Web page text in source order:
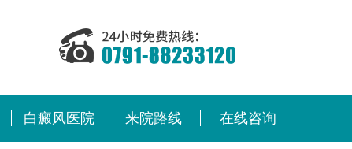
白癜风医院 来院路线 在线咨询